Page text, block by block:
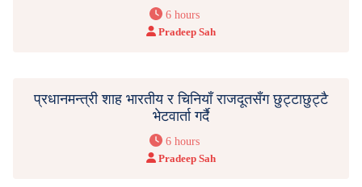
6 hours
Pradeep Sah
प्रधानमन्त्री शाह भारतीय र चिनियाँ राजदूतसँग छुट्टाछुट्टै
भेटवार्ता गर्दै
6 hours
Pradeep Sah